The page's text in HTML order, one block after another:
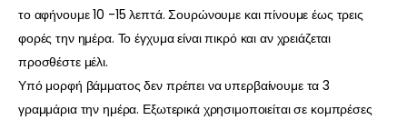
το αφήνουμε 10 -15 λεπτά. Σουρώνουμε και πίνουμε έως τρεις
φορές την ημέρα. Το έγχυμα είναι πικρό και αν χρειάζεται
προσθέστε μέλι.
Υπό μορφή βάμματος δεν πρέπει να υπερβαίνουμε τα 3
γραμμάρια την ημέρα. Εξωτερικά χρησιμοποιείται σε κομπρέσες